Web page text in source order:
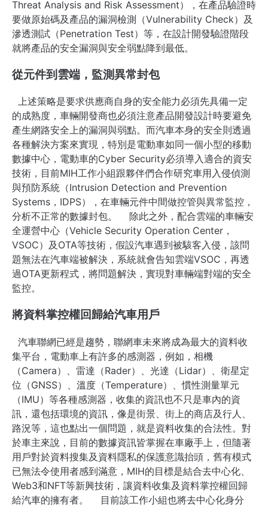
Threat Analysis and Risk Assessment）， 在產品驗證時
要做原始碼及產品的漏洞檢測（Vulnerability Check） 及
滲透測試（Penetration Test） 等，在設計開發驗證階段
就將產品的安全漏洞與安全弱點降到最低。
從元件到雲端，監測異常封包
上述策略是要求供應商自身的安全能力必須先具備一定
的成熟度，車輛開發商也必須注意產品開發設計時要避免
產生網路安全上的漏洞與弱點。而汽車本身的安全則透過
各種解決方案來實現，特別是電動車如同一個小型的移動
數據中心，電動車的Cyber Security必須導入適合的資安
技術，目前MIH工作小組跟夥伴們合作研究車用入侵偵測
與預防系統 （Intrusion Detection and Prevention
Systems，IDPS），在車輛元件中間做控管與異常監控，
分析不正常的數據封包。
除此之外，配合雲端的車輛安
全運營中心（Vehicle Security Operation Center，
VSOC）及OTA等技術，假設汽車遇到被駭客入侵，該問
題無法在汽車端被解決，系統就會告知雲端VSOC，再透
過OTA更新程式，將問題解決，實現對車輛端對端的安全
監控。
將資料掌控權回歸給汽車用戶
汽車聯網已經是趨勢，聯網車未來將成為最大的資料收
集平台，電動車上有許多的感測器，例如，相機
（Camera）、雷達（Rader）、光達（Lidar）、衛星定
位（GNSS）、溫度（Temperature）、慣性測量單元
（IMU）等各種感測器，收集的資訊也不只是車內的資
訊，還包括環境的資訊，像是街景、街上的商店及行人、
路況等，這也點出一個問題，就是資料收集的合法性。對
於車主來說，目前的數據資訊皆掌握在車廠手上，但隨著
用戶對於資料搜集及資料隱私的保護意識抬頭，舊有模式
已無法令使用者感到滿意，MIH的目標是結合去中心化
Web3和NFT等新興技術，讓資料收集及資料掌控權回歸
給汽車的擁有者。
目前該工作小組也將去中心化身分